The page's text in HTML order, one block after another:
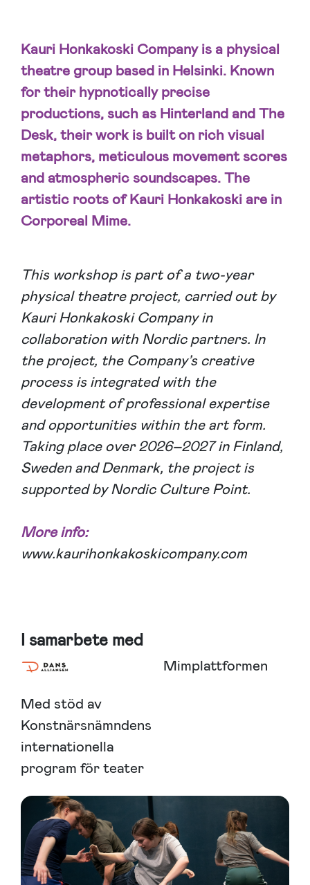
Kauri Honkakoski Company is a physical
theatre group based in Helsinki. Known
for theirhypnotically precise
productions, such as Hinterland and The
Desk, their work is built on rich visual
metaphors, meticulous movement scores
and atmospheric soundscapes. The
artistic rootsof Kauri Honkakoski are in
Corporeal Mime.
This workshop is part of a two-year
physical theatre project, carried out by
Kauri HonkakoskiCompany in
collaboration with Nordic partners. In
the project, the Company’s creative
process is integrated with the
development of professional expertise
and opportunities within the art form.
Taking place over 2026–2027 in Finland,
Sweden and Denmark, the project is
supported by Nordic Culture Point.
More info:
www.kaurihonkakoskicompany.com
I samarbete med
Mimplattformen
Med stöd av
Konstnärsnämndens
internationella
program för teater